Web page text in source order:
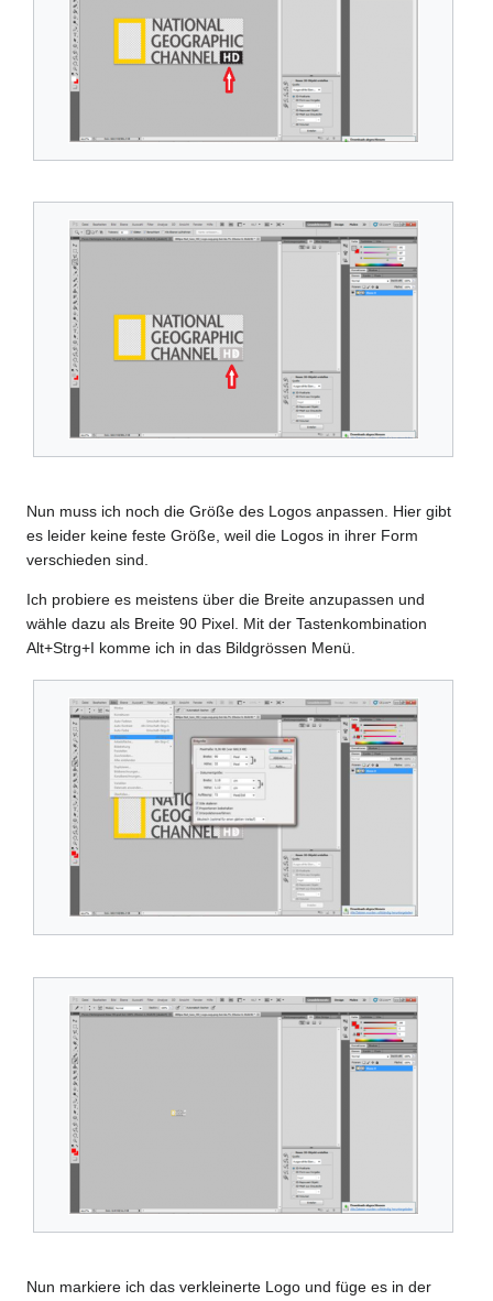
Nun muss ich noch die Größe des Logos anpassen. Hier gibt
es leider keine feste Größe, weil die Logos in ihrer Form
verschieden sind.
Ich probiere es meistens über die Breite anzupassen und
wähle dazu als Breite 90 Pixel. Mit der Tastenkombination
Alt+Strg+I komme ich in das Bildgrössen Menü.
Nun markiere ich das verkleinerte Logo und füge es in der